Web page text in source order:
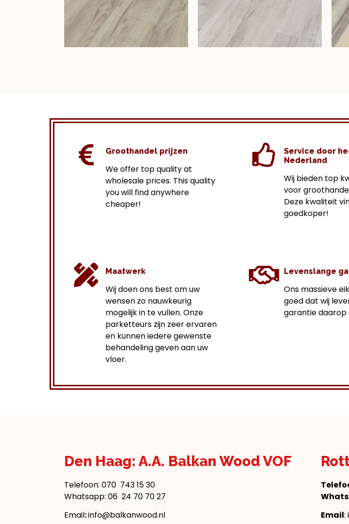
Groothandel prijzen
We offer top quality at
wholesale prices. This quality
you will find anywhere
cheaper!
Service door
Nederland
Wij bieden top
voor
Deze kwaliteit
goedkoper!
Maatwerk
Wij doen ons best om uw
wensen zo nauwkeurig
mogelijk in te vullen. Onze
parketteurs zijn zeer ervaren
en kunnen iedere gewenste
behandeling geven aan uw
vloer.
Levenslange
Ons massieve
goed dat wij
garantie daarop
Den Haag: A.A. Balkan Wood VOF
Telefoon: 070 743 15 30
Whatsapp: 06 24 70 70 27
Email:info@balkanwood.nl
Email: